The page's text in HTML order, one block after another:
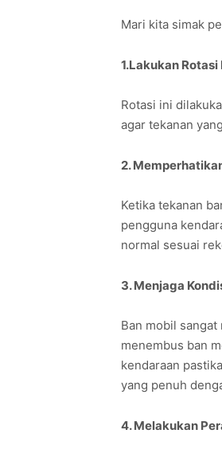
Mari kita simak
1.Lakukan
Rotasi ini
agar tekanan
2.
Ketika tekanan
pengguna
normal sesuai
3. Menjaga
Ban mobil
menembus ban
kendaraan
yang penuh
4. Melakukan